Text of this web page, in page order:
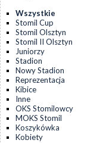
Wszystkie
Stomil Cup
Stomil Olsztyn
Stomil II Olsztyn
Juniorzy
Stadion
Nowy Stadion
Reprezentacja
Kibice
Inne
OKS Stomilowcy
MOKS Stomil
Koszykówka
Kobiety